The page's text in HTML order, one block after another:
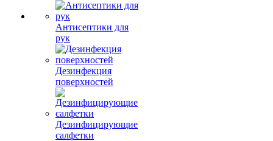
Антисептики для
рук
Дезинфекция
поверхностей
Дезинфицирующие
салфетки